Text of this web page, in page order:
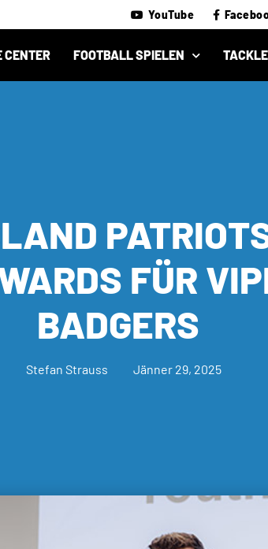
YouTube
CENTER FOOTBALL SPIELEN
FÜR
BADGERS
Stefan Strauss Jänner 29, 2025